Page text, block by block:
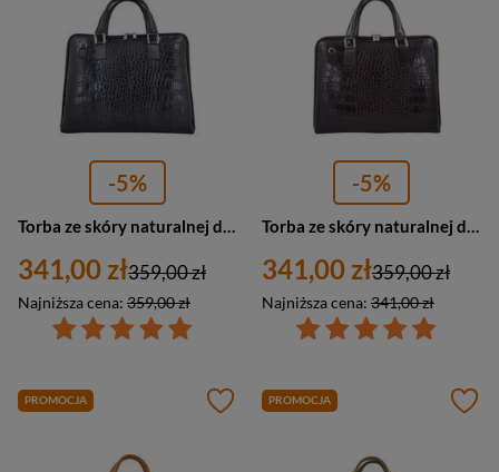
-5%
Torba ze skóry naturalnej damska Barberini's 118/1-1 na laptopa aktówka croco A4 czarna
341,00 zł
Najniższa cena: 359,00 zł
359,00 zł
-5%
Torba ze skóry naturalnej damska Barberini's 118/1-11 na laptopa A4 croco ciemnobrązowa
341,00 zł
Najniższa cena: 341,00 zł
359,00 zł
PROMOCJA PROMOCJA